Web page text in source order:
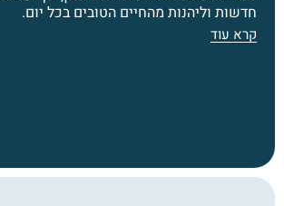
חדשות וליהנות מהחיים הטובים בכל יום.
קרא עוד